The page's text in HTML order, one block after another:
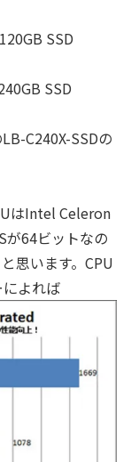
SSD
SSD
C240X-SSDの
はIntel Celeron
が64ビットなの
思います。CPU
よれば